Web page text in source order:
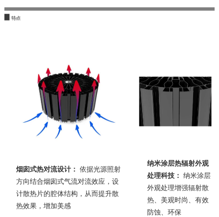
烟囱式热对流设计： 依据光源照射
方向结合烟囱式气流对流效应，设
计散热片的腔体结构，从而提升散
热效果，增加美感
纳米涂层热辐射外观
处理科技： 纳米涂层
外观处理增强辐射散
热、美观时尚、有效
防蚀、环保